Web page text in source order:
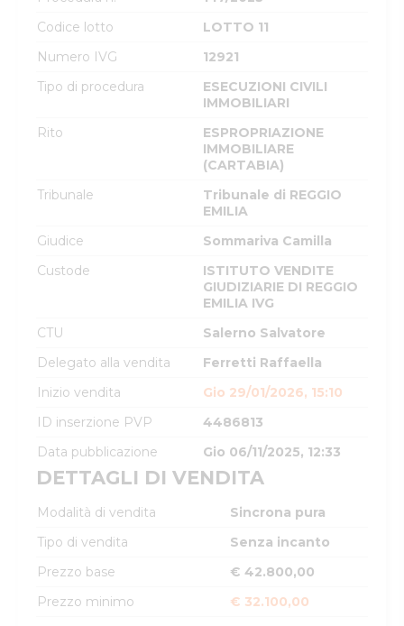
Codice lotto
LOTTO 11
Numero IVG
12921
Tipo di procedura
ESECUZIONI CIVILI
IMMOBILIARI
Rito
ESPROPRIAZIONE
IMMOBILIARE
(CARTABIA)
Tribunale
Tribunale di REGGIO
EMILIA
Giudice
Sommariva Camilla
Custode
ISTITUTO VENDITE
GIUDIZIARIE DI REGGIO
EMILIA IVG
CTU
Salerno Salvatore
Delegato alla vendita
Ferretti Raffaella
Inizio vendita
Gio 29/01/2026, 15:10
ID inserzione PVP
4486813
Data pubblicazione
Gio 06/11/2025, 12:33
DETTAGLI DI VENDITA
Modalità di vendita
Sincrona pura
Tipo di vendita
Senza incanto
Prezzo base
€ 42.800,00
Prezzo minimo
€ 32.100,00